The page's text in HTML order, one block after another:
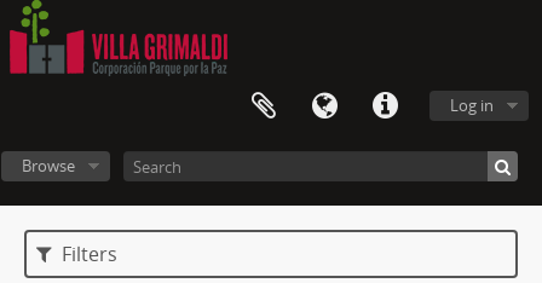
Log in
Browse
Filters